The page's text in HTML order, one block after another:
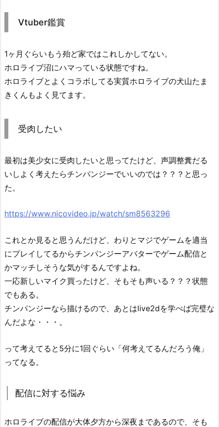
Vtuber鑑賞
1ヶ月ぐらいもう殆ど家ではこれしかしてない。
ホロライブ沼にハマっている状態ですね。
ホロライブとよくコラボしてる実質ホロライブの犬山たま
きくんもよく見てます。
受肉したい
最初は美少女に受肉したいと思ってたけど、声調整糞だる
いしよく考えたらチンパンジーでいいのでは？？？と思っ
た。
https://www.nicovideo.jp/watch/sm8563296
これとか見ると思うんだけど、わりとマジでゲームを適当
にプレイしてるからチンパンジーアバターでゲーム配信と
かマッチしそうな気がするんですよね。
一応新しいマイク買ったけど、そもそも声いる？？？状態
でもある。
チンパンジーなら描けるので、あとはlive2dを学べば完璧な
んだよな・・・。
って考えてると5分に1回ぐらい「何考えてるんだろう俺」
ってなる。
配信に対する悩み
ホロライブの配信が大体夕方から深夜まであるので、そも